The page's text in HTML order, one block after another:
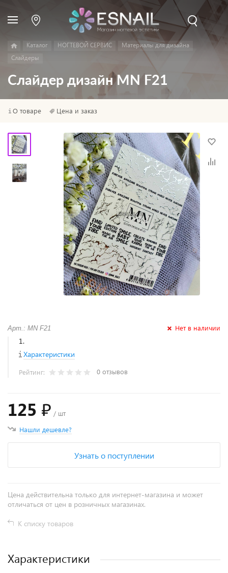
Каталог НОГТЕВОЙ СЕРВИС
Материалы для дизайна
Слайдеры
Слайдер дизайн MN F21
О товаре Цена и заказ
Арт.: MN F21 Нет в наличии
1.
Характеристики
Рейтинг: 0 отзывов
125 ₽ / шт
Нашли дешевле?
Узнать о поступлении
Цена действительна только для интернет-магазина и может
отличаться от цен в розничных магазинах.
К списку товаров
Характеристики